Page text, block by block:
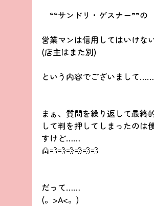
““サンドリ・ゲスナー””の
営業マンは信用してはいけな
(店主はまた別)
という内容でございまして……
まぁ、質問を繰り返して最終
して判を押してしまったのは
すけど……
🙍💨💨💨💨💨💨
だって……
(。>A<。)